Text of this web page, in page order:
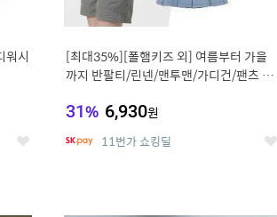
워시
좋
[최대35%][폴햄키즈 외] 여름부터 가을
까지 반팔티/린넨/맨투맨/가디건/팬츠 외
31% 6,930원
11번가 쇼킹딜 좋